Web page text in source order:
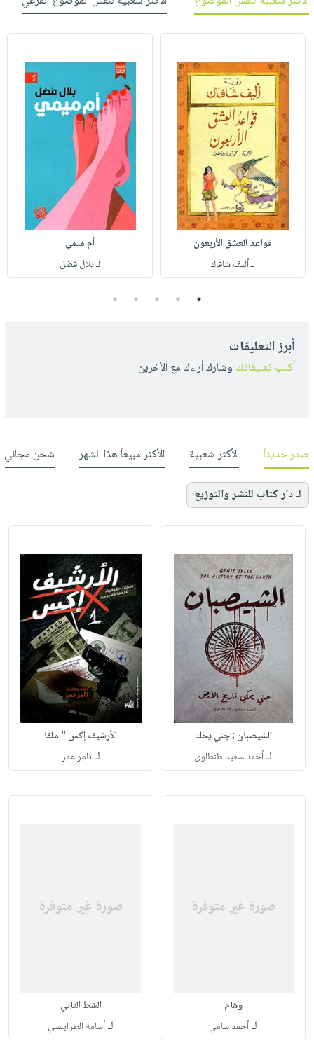
قواعد العشق الأربعون
لـ أليف شافاك
أم ميمي
لـ بلال فضل
1
2
3
4
5
أبرز التعليقات
أكتب تعليقاتك وشارك أراءك مع الأخرين
صدر حديثاً الأكثر شعبية الأكثر مبيعاً هذا الشهر شحن مجاني
لـ دار كتاب للنشر والتوزيع
الشيصبان ; جني يحك
لـأحمد سعيد طنطاوى
الأرشيف إكس " ملفا
لـتامر عمر
وهام
لـأحمد سامي
الشط التاني
لـأسامة الطرابلسي